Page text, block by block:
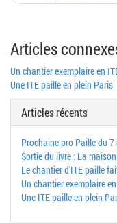
Articles
Un chantier exemplaire en
Une ITE paille en plein Paris
Articles récents
Prochaine pro Paille du
Sortie du livre : La
Le chantier d'ITE paille
Un chantier exemplaire
Une ITE paille en plein